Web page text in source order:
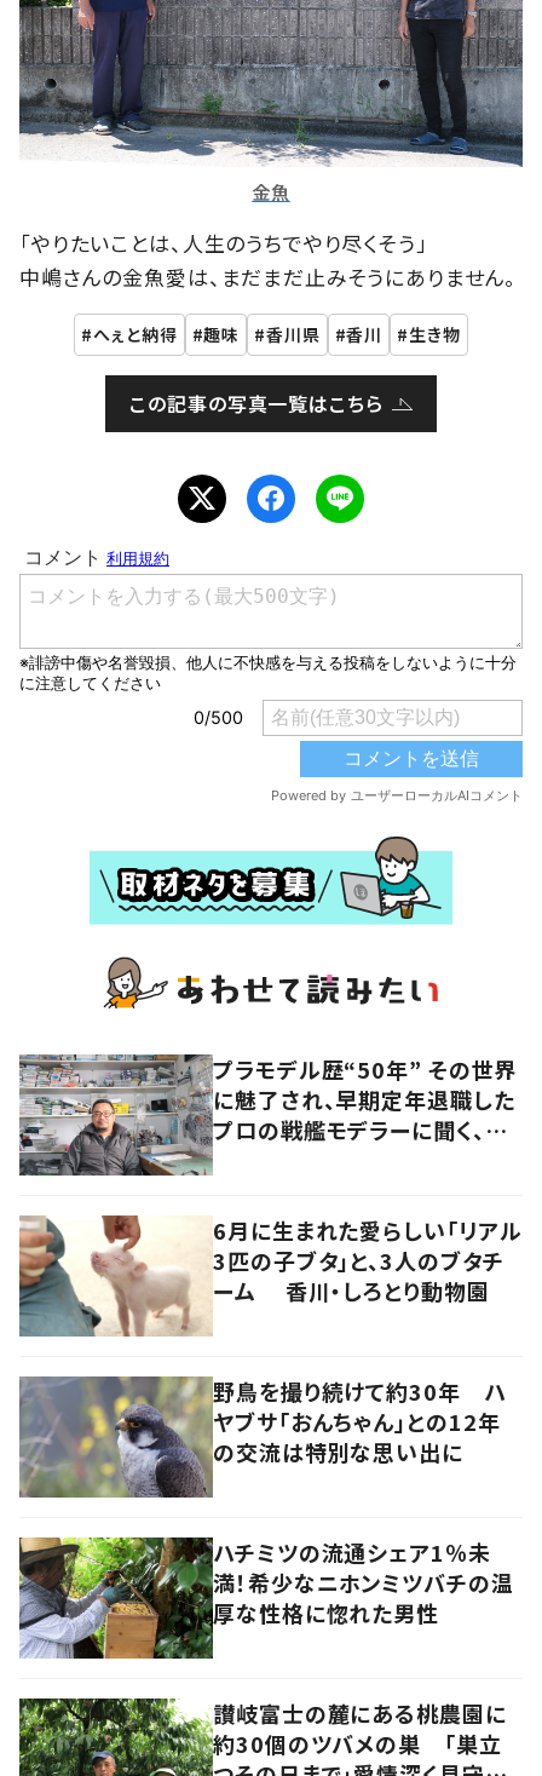
金魚
「やりたいことは、人生のうちでやり尽くそう」
中嶋さんの金魚愛は、まだまだ止みそうにありません。
へぇと納得 趣味 香川県 香川 生き物
この記事の写真一覧はこちら
プラモデル歴“50年” その世界
に魅了され、早期定年退職した
プロの戦艦モデラーに聞く、充
6月に生まれた愛らしい「リアル
3匹の子ブタ」と、3人のブタチ
ーム 香川・しろとり動物園
野鳥を撮り続けて約30年 ハ
ヤブサ「おんちゃん」との12年
の交流は特別な思い出に
ハチミツの流通シェア1％未
満！希少なニホンミツバチの温
厚な性格に惚れた男性
讃岐富士の麓にある桃農園に
約30個のツバメの巣 「巣立